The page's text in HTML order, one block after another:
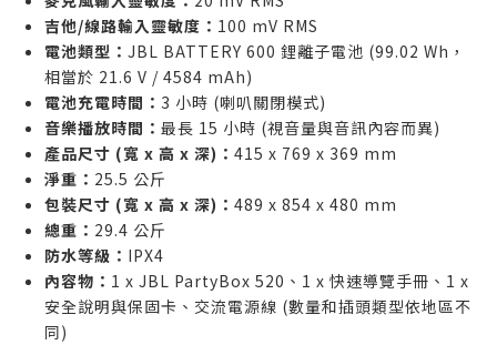
吉他/線路輸入靈敏度： 100 mV RMS
電池類型： JBL BATTERY 600 鋰離子電池 (99.02 Wh，
相當於 21.6 V / 4584 mAh)
電池充電時間： 3 小時 (喇叭關閉模式)
音樂播放時間： 最長 15 小時 (視音量與音訊內容而異)
產品尺寸 (寬 x 高 x 深)： 415 x 769 x 369 mm
淨重： 25.5 公斤
包裝尺寸 (寬 x 高 x 深)： 489 x 854 x 480 mm
總重： 29.4 公斤
防水等級： IPX4
內容物： 1 x JBL PartyBox 520、1 x 快速導覽手冊、1 x
安全說明與保固卡、交流電源線 (數量和插頭類型依地區不
同)